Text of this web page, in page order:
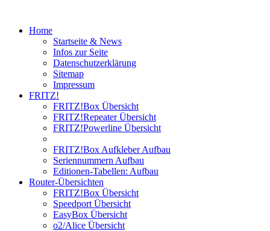
Home
Startseite & News
Infos zur Seite
Datenschutzerklärung
Sitemap
Impressum
FRITZ!
FRITZ!Box Übersicht
FRITZ!Repeater Übersicht
FRITZ!Powerline Übersicht
FRITZ!Box Aufkleber Aufbau
Seriennummern Aufbau
Editionen-Tabellen: Aufbau
Router-Übersichten
FRITZ!Box Übersicht
Speedport Übersicht
EasyBox Übersicht
o2/Alice Übersicht